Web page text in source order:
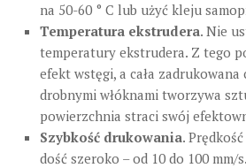
na 50-60 ° C lub użyć kleju
Temperatura ekstrudera. Nie
temperatury ekstrudera. Z tego
efekt wstęgi, a cała
drobnymi włóknami tworzywa
powierzchnia straci swój
Szybkość drukowania.
dość szeroko – od 10 do 100 mm/